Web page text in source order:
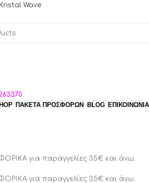
ΠΑΚΈΤΑ ΠΡΟΣΦΟΡΏΝ BLOG ΕΠΙΚΟΙΝΩΝΙΑ
για παραγγελίες 35€ και άνω.
για παραγγελίες 35€ και άνω.